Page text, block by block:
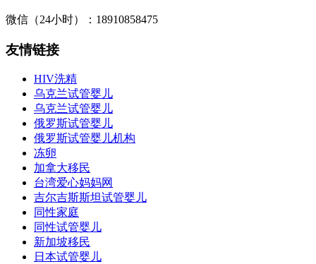
微信（24小时）：18910858475
友情链接
HIV洗精
乌克兰试管婴儿
乌克兰试管婴儿
俄罗斯试管婴儿
俄罗斯试管婴儿机构
冻卵
加拿大移民
台湾爱心妈妈网
吉尔吉斯斯坦试管婴儿
同性家庭
同性试管婴儿
新加坡移民
日本试管婴儿